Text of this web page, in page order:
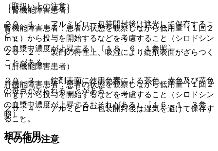
（取扱い上の注意）
２０．１． アルミピロー包装開封後は遮光して保存するこ
と。
２０．２． 製剤の特性上、吸湿により錠剤表面がざらつく
ことがある。
２０．３． 錠剤表面に使用色素による茶色、赤色及び黄色
の斑点がみられることがある。
２０．４． アルミピロー包装開封後は湿気を避けて保存す
ること。
その他の注意
（腎機能障害患者）
腎機能障害患者：患者の状態を観察しながら低用量（１回２
ｍｇ）から投与を開始するなどを考慮すること（シロドシン
の血漿中濃度が上昇する）〔１６．６．１参照〕。
（肝機能障害患者）
肝機能障害患者：患者の状態を観察しながら低用量（１回２
ｍｇ）から投与を開始するなどを考慮すること（シロドシン
の血漿中濃度が上昇するおそれがある）〔１６．１．３参
照〕。
相互作用